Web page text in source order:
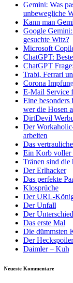
Gemini: Was
unbewegliche
Kann man
Google
gesuchte Witz?
Microsoft
ChatGPT:
ChatGPT
Trabi, Ferrari
Corona
E-Mail Service
Eine
wer die Hosen
DirtDevil
Der
arbeiten
Das
Ein Korb voller
Tränen sind die
Der Erlhacker
Das perfekte
Klosprüche
Der URL-
Der Unfall
Der
Das erste Mal
Die dümmsten
Der Heckspoiler
Daimler – Kuh
Neueste Kommentare